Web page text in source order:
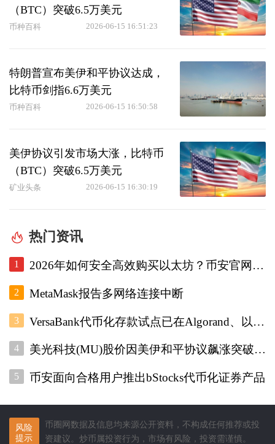
（BTC）突破6.5万美元
币种百科 2026-06-15 16:51:23
特朗普宣布美伊和平协议达成，
比特币剑指6.6万美元
币种百科 2026-06-15 16:50:58
美伊协议引发市场大涨，比特币
（BTC）突破6.5万美元
矿业头条 2026-06-15 16:30:19
热门资讯
1 2026年如何安全高效购买以太坊？币安官网注册+欧易入口双平台对比指南
2 MetaMask报告多网络连接中断
3 VersaBank代币化存款试点已在Algorand、以太坊和Stellar上运行
4 美光科技(MU)股价因美伊和平协议飙涨突破1000美元
5 币安面向合格用户推出bStocks代币化证券产品
风险
提示
币圈网数据及信息均来源公开资料，不构成任何推荐或投
资建议。炒币属投资行为，市场有风险，投资需谨慎。